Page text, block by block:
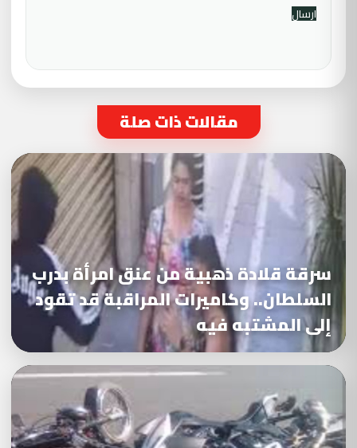
مقالات ذات صلة
سرقة قلادة ذهبية من عنق امرأة بدرب
السلطان.. وكاميرات المراقبة قد تقود
إلى المشتبه فيه